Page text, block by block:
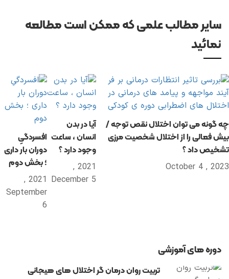
سایر مطالب علمی که ممکن است مطالعه
نمائید
چه گونه می توان اختلال نقص توجه /
بیش فعالی را از اختلال شخصیت مرزی
تشخیص داد ؟
2023 , October 4
آیا در بدن
انسان ، ساعت
وجود دارد ؟
2021 ,
December 5
افسردگیِ
دوران بار داری
؛ بخش دوم
2021 ,
September
6
دوره های آموزشی
تربیت روان درمان گر اختلال های هیجانی